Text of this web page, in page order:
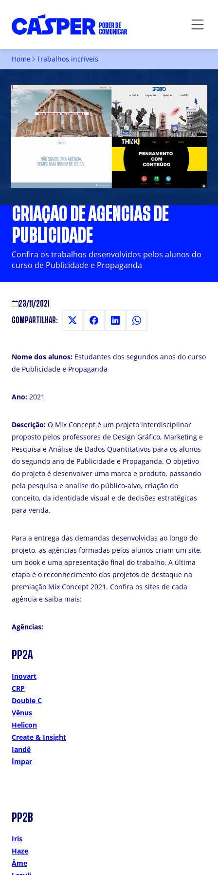
Home Trabalhos incríveis
CRIAÇÃO DE AGÊNCIAS DE
PUBLICIDADE
Confira os trabalhos desenvolvidos pelos alunos do
curso de Publicidade e Propaganda
23/11/2021
COMPARTILHAR:
Nome dos alunos: Estudantes dos segundos anos do curso
de Publicidade e Propaganda
Ano: 2021
Descrição: O Mix Concept é um projeto interdisciplinar
proposto pelos professores de Design Gráfico, Marketing e
Pesquisa e Análise de Dados Quantitativos para os alunos
do segundo ano de Publicidade e Propaganda. O objetivo
do projeto é desenvolver uma marca e produto, passando
pela pesquisa e analise do público-alvo, criação do
conceito, da identidade visual e de decisões estratégicas
para venda.
Para a entrega das demandas desenvolvidas ao longo do
projeto, as agências formadas pelos alunos criam um site,
um book e uma apresentação final do trabalho. A última
etapa é o reconhecimento dos projetos de destaque na
premiação Mix Concept 2021. Confira os sites de cada
agência e saiba mais:
Agências:
PP2A
Inovart
CRP
Double C
Vênus
Helicon
Create & Insight
Iandê
Ímpar
PP2B
Iris
Haze
Âme